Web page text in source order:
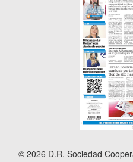
© 2026 D.R. Sociedad